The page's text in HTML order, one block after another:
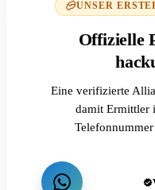
UNSER
Offizielle
Eine verifizierte
damit Ermittler